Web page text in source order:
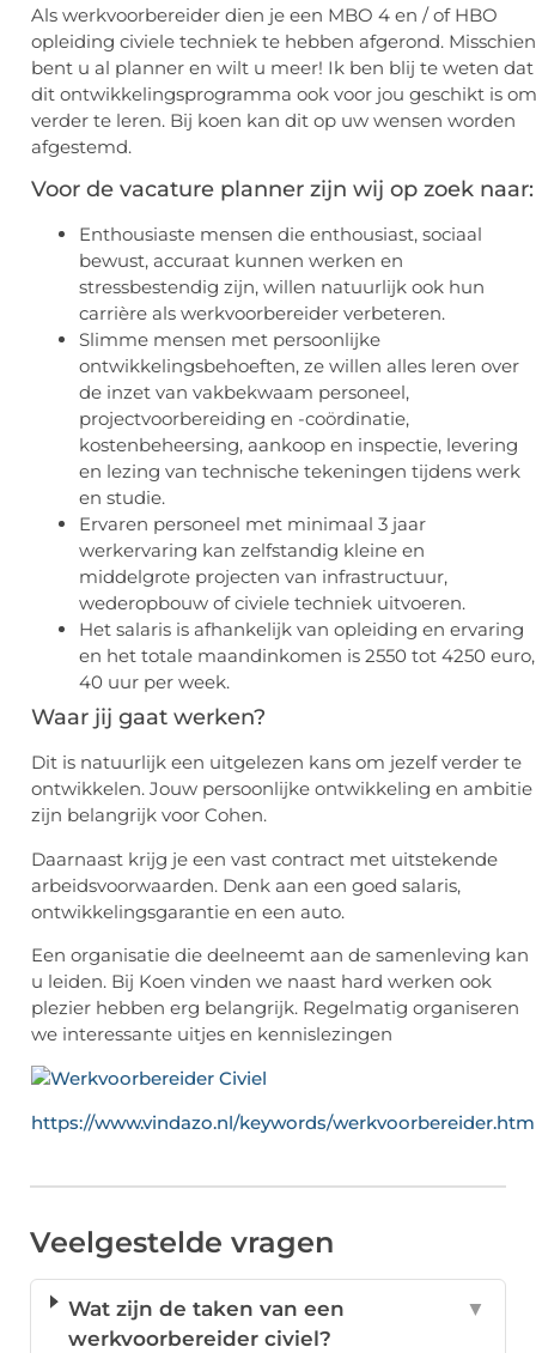
Als werkvoorbereider dien je een MBO 4 en / of HBO
opleiding civiele techniek te hebben afgerond. Misschien
bent u al planner en wilt u meer! Ik ben blij te weten dat
dit ontwikkelingsprogramma ook voor jou geschikt is om
verder te leren. Bij koen kan dit op uw wensen worden
afgestemd.
Voor de vacature planner zijn wij op zoek naar:
Enthousiaste mensen die enthousiast, sociaal
bewust, accuraat kunnen werken en
stressbestendig zijn, willen natuurlijk ook hun
carrière als werkvoorbereider verbeteren.
Slimme mensen met persoonlijke
ontwikkelingsbehoeften, ze willen alles leren over
de inzet van vakbekwaam personeel,
projectvoorbereiding en -coördinatie,
kostenbeheersing, aankoop en inspectie, levering
en lezing van technische tekeningen tijdens werk
en studie.
Ervaren personeel met minimaal 3 jaar
werkervaring kan zelfstandig kleine en
middelgrote projecten van infrastructuur,
wederopbouw of civiele techniek uitvoeren.
Het salaris is afhankelijk van opleiding en ervaring
en het totale maandinkomen is 2550 tot 4250 euro,
40 uur per week.
Waar jij gaat werken?
Dit is natuurlijk een uitgelezen kans om jezelf verder te
ontwikkelen. Jouw persoonlijke ontwikkeling en ambitie
zijn belangrijk voor Cohen.
Daarnaast krijg je een vast contract met uitstekende
arbeidsvoorwaarden. Denk aan een goed salaris,
ontwikkelingsgarantie en een auto.
Een organisatie die deelneemt aan de samenleving kan
u leiden. Bij Koen vinden we naast hard werken ook
plezier hebben erg belangrijk. Regelmatig organiseren
we interessante uitjes en kennislezingen
https://www.vindazo.nl/keywords/
Veelgestelde vragen
Wat zijn de taken van een
werkvoorbereider civiel?
▼